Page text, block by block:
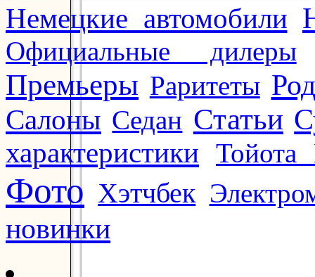
Немецкие автомобили
Официальные дилеры
Премьеры Раритеты
Салоны Седан Статьи
характеристики Тойота
Фото Хэтчбек
новинки